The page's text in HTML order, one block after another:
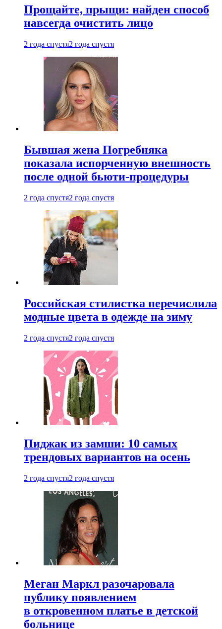
Прощайте, прыщи: найден способ
навсегда очистить лицо
2 года спустя2 года спустя
Бывшая жена Погребняка
показала испорченную внешность
после одной бьюти-процедуры
2 года спустя2 года спустя
Российская стилистка перечислила
модные цвета в одежде на зиму
2 года спустя2 года спустя
Пиджак из замши: 10 самых
трендовых вариантов на осень
2 года спустя2 года спустя
Меган Маркл разочаровала
публику появлением
в откровенном платье в детской
больнице